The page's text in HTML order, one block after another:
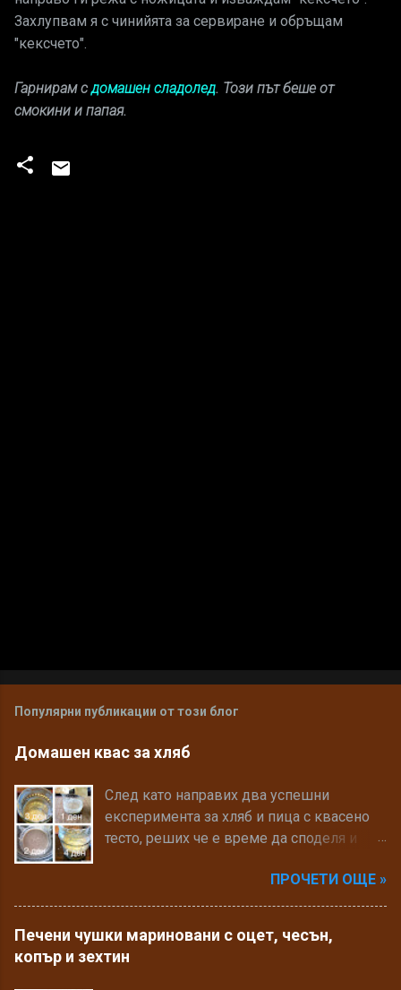
Захлупвам я с чинийята за сервиране и обръщам
"кексчето".
Гарнирам сдомашен сладолед. Този път беше от
смокини и папая.
Популярни публикации от този блог
Домашен квас за хляб
След като направих два успешни
експеримента за хляб и пица с квасено
тесто, реших че е време да споделя и
много в интерент за здравословните
предимства на кваса и хляба, който се
споделя друг път, сега ще разкажа как да
си направите домашен квас. Необходими
ПРОЧЕТИ ОЩЕ »
Печени чушки мариновани с оцет, чесън,
копър и зехтин